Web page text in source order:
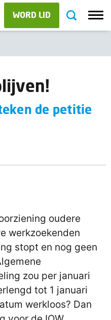
WORD LID
de petitie
oudere
werkzoekenden
stopt en nog geen
zou per januari
tot 1 januari
werkloos? Dan